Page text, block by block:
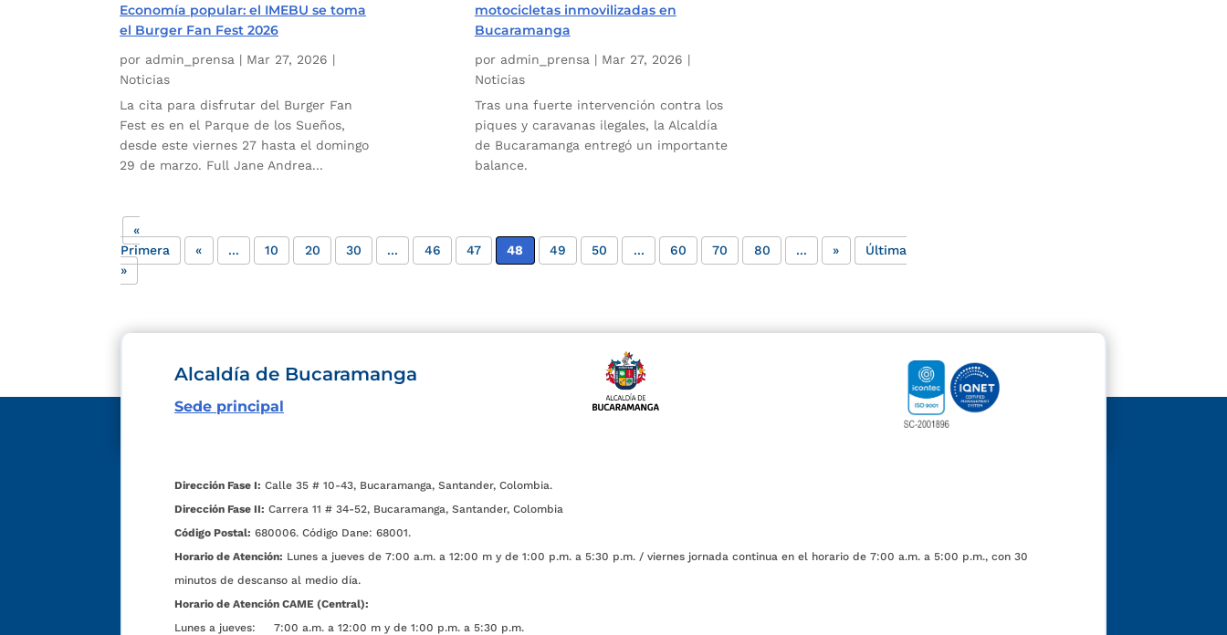
Economía popular: el IMEBU se toma
el Burger Fan Fest 2026
por admin_prensa | Mar 27, 2026 |
Noticias
La cita para disfrutar del Burger Fan
Fest es en el Parque de los Sueños,
desde este viernes 27 hasta el domingo
29 de marzo. Full Jane Andrea...
motocicletas inmovilizadas en
Bucaramanga
por admin_prensa| Mar 27, 2026 |
Noticias
Tras una fuerte intervención contra los
piques y caravanas ilegales, la Alcaldía
de Bucaramanga entregó un importante
balance.
«
Primera
« ... 10 20 30 ... 46 47 48 49 50 ... 60 70 80 ... »
Última
»
Alcaldía de Bucaramanga
Sede principal
Dirección Fase I: Calle 35 # 10-43, Bucaramanga, Santander, Colombia.
Dirección Fase II: Carrera 11 # 34-52, Bucaramanga, Santander, Colombia
Código Postal: 680006. Código Dane: 68001.
Horario de Atención: Lunes a jueves de 7:00 a.m. a 12:00 m y de 1:00 p.m. a 5:30 p.m. / viernes jornada continua en el horario de 7:00 a.m. a 5:00 p.m., con 30
minutos de descanso al medio día.
Horario de Atención CAME (Central):
Lunes a jueves: 7:00 a.m. a 12:00 m y de 1:00 p.m. a 5:30 p.m.